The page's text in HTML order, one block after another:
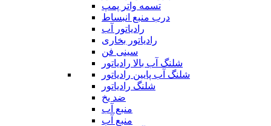
تسمه واتر پمپ
درب منبع انبساط
رادیاتور آب
رادیاتور بخاری
سینی فن
شلنگ آب بالا رادیاتور
شلنگ آب پایین رادیاتور
شلنگ رادیاتور
ضد یخ
منبع آب
منبع آب